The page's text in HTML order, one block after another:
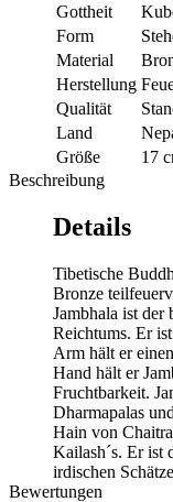
Gottheit
Form
Material
Herstellung
Qualität
Land
Größe
17
Beschreibung
Details
Tibetische
Bronze
Jambhala ist der
Reichtums. Er
Arm hält er
Hand hält er
Fruchtbarkeit.
Dharmapalas
Hain von
Kailash´s. Er ist
irdischen
Bewertungen